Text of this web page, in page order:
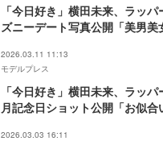
「今日好き」横田未来、ラッ
ズニーデート写真公開「美男美
2026.03.11 11:13
モデルプレス
「今日好き」横田未来、ラッ
月記念日ショット公開「お似
2026.03.03 16:11